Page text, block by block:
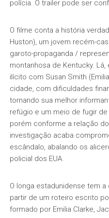
polícia. O trailer pode ser
O filme conta a história
Huston), um jovem recém-
garoto-propaganda /
montanhosa de Kentucky.
ilícito com Susan Smith
cidade, com dificuldades
tornando sua melhor
refúgio e um meio de fugir
porém conforme a relação
investigação acaba
escândalo, abalando os
policial dos EUA.
O longa estadunidense tem
partir de um roteiro escrito
formado por Emilia Clarke,